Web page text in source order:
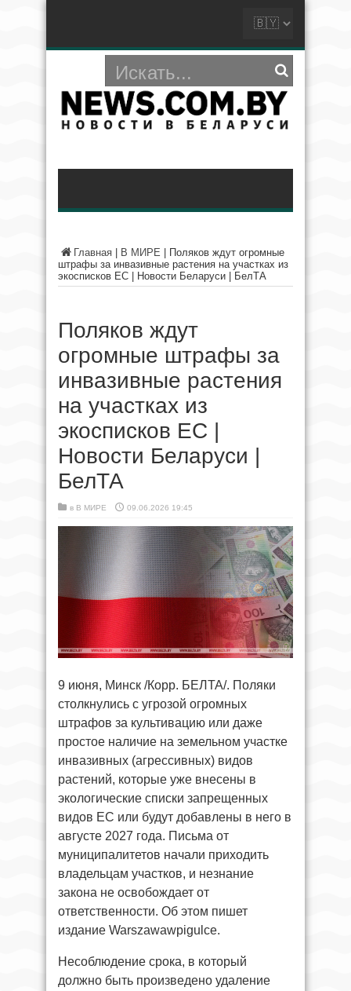
Главная В МИРЕ
Поляков ждут огромные
штрафы за инвазивные растения на участках из
экосписков ЕС | Новости Беларуси | БелТА
Поляков ждут
огромные штрафы за
инвазивные растения
на участках из
экосписков ЕС |
Новости Беларуси |
БелТА
в В МИРЕ 09.06.2026 19:45
9 июня, Минск /Корр. БЕЛТА/. Поляки
столкнулись с угрозой огромных
штрафов за культивацию или даже
простое наличие на земельном участке
инвазивных (агрессивных) видов
растений, которые уже внесены в
экологические списки запрещенных
видов ЕС или будут добавлены в него в
августе 2027 года. Письма от
муниципалитетов начали приходить
владельцам участков, и незнание
закона не освобождает от
ответственности. Об этом пишет
издание Warszawawpigulce.
Несоблюдение срока, в который
должно быть произведено удаление